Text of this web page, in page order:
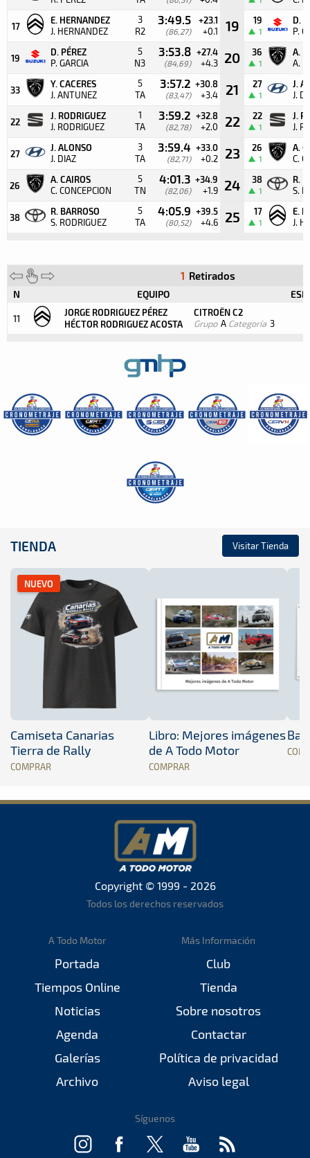
17
E. HERNANDEZ
J. HERNANDEZ
3
R2
3:49.5
(86,27)
+23.1
+0.1 19 19
1
D.
P.
19
D. PÉREZ
P. GARCIA
5
N3
3:53.8
(84,69)
+27.4
+4.3 20 36
1
A.
A.
33
Y. CACERES
J. ANTUNEZ
5
TA
3:57.2
(83,47)
+30.8
+3.4 21 27
1
J.
J.
22
J. RODRIGUEZ
J. RODRIGUEZ
1
TA
3:59.2
(82,78)
+32.8
+2.0 22 22
1
J.
J.
27
J. ALONSO
J. DIAZ
3
TA
3:59.4
(82,71)
+33.0
+0.2 23 26
1
A.
C.
26
A. CAIROS
C. CONCEPCION
5
TN
4:01.3
(82,06)
+34.9
+1.9 24 38
1
R.
S.
38
R. BARROSO
S. RODRIGUEZ
5
TA
4:05.9
(80,52)
+39.5
+4.6 25 17
1
E.
J.
1 Retirados
N EQUIPO
11
JORGE RODRIGUEZ PÉREZ
HÉCTOR RODRIGUEZ ACOSTA
CITROËN C2
Grupo A Categoría 3
TIENDA Visitar Tienda
NUEVO
Camiseta Canarias
Tierra de Rally
COMPRAR
Libro: Mejores imágenes
de A Todo Motor
COMPRAR
Copyright © 1999 - 2026
Todos los derechos reservados
A Todo Motor
Portada
Tiempos Online
Noticias
Agenda
Galerías
Archivo
Más Información
Club
Tienda
Sobre nosotros
Contactar
Política de privacidad
Aviso legal
Síguenos